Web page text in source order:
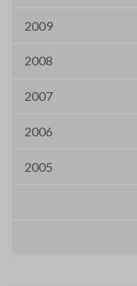
2009
2008
2007
2006
2005